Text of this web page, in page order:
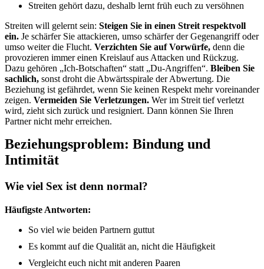
Streiten gehört dazu, deshalb lernt früh euch zu versöhnen
Streiten will gelernt sein: Steigen Sie in einen Streit respektvoll
ein. Je schärfer Sie attackieren, umso schärfer der Gegenangriff oder
umso weiter die Flucht. Verzichten Sie auf Vorwürfe, denn die
provozieren immer einen Kreislauf aus Attacken und Rückzug.
Dazu gehören „Ich-Botschaften“ statt „Du-Angriffen“. Bleiben Sie
sachlich, sonst droht die Abwärtsspirale der Abwertung. Die
Beziehung ist gefährdet, wenn Sie keinen Respekt mehr voreinander
zeigen. Vermeiden Sie Verletzungen. Wer im Streit tief verletzt
wird, zieht sich zurück und resigniert. Dann können Sie Ihren
Partner nicht mehr erreichen.
Beziehungsproblem: Bindung und
Intimität
Wie viel Sex ist denn normal?
Häufigste Antworten:
So viel wie beiden Partnern guttut
Es kommt auf die Qualität an, nicht die Häufigkeit
Vergleicht euch nicht mit anderen Paaren